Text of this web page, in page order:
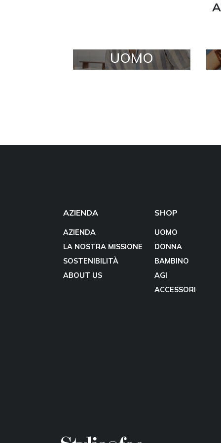
UOMO
AZIENDA
AZIENDA
LA NOSTRA MISSIONE
SOSTENIBILITÀ
ABOUT US
SHOP
UOMO
DONNA
BAMBINO
AGI
ACCESSORI